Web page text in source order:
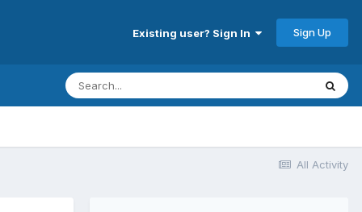
Existing user? Sign In Sign Up
All Activity